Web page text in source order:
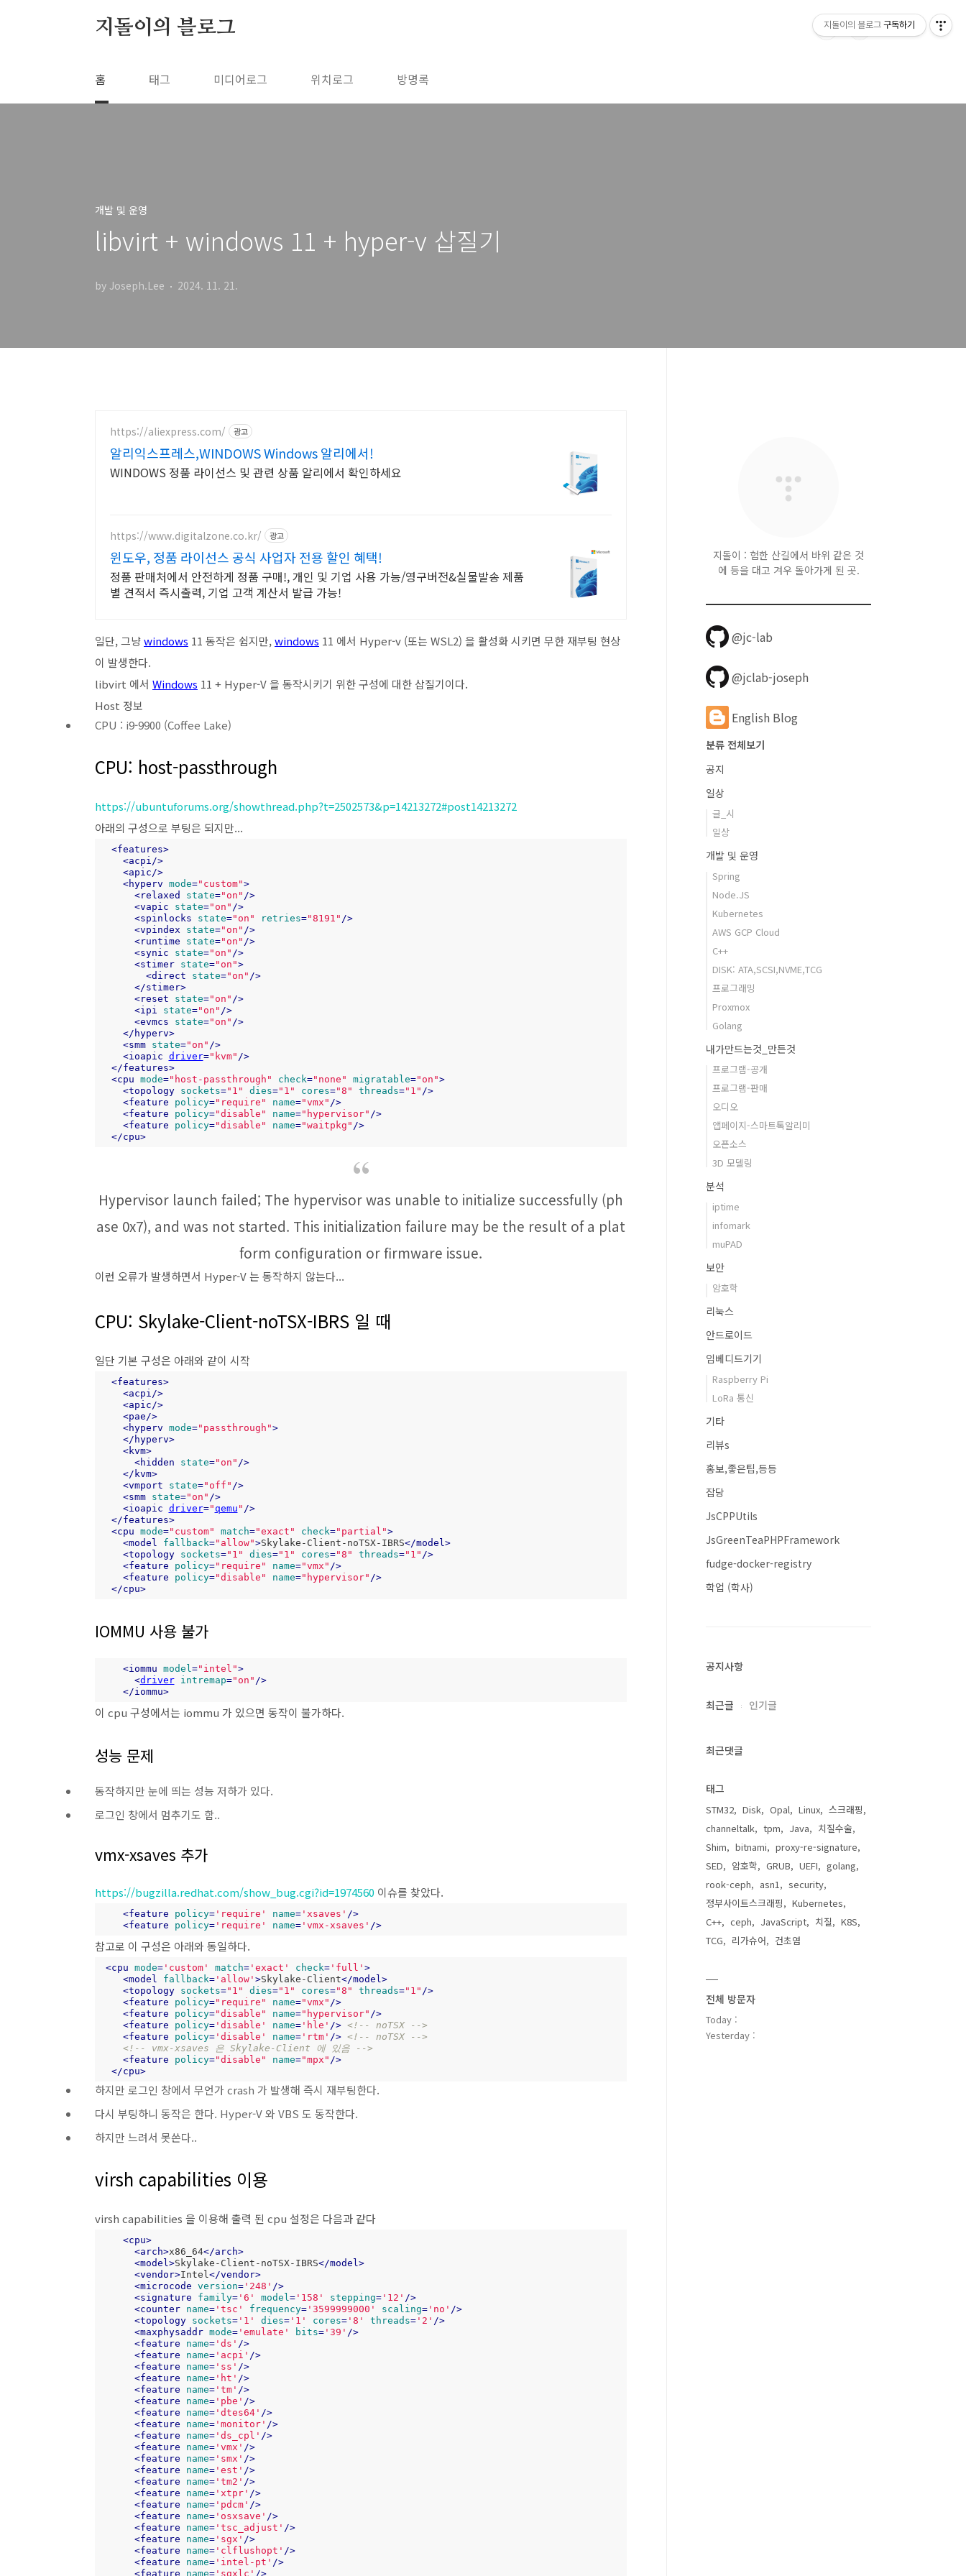
지돌이의 블로그
홈 태그 미디어로그 위치로그 방명록
개발 및 운영
libvirt + windows 11 + hyper-v 삽질기
by Joseph.Lee 2024. 11. 21.
https://aliexpress.com/ 광고
알리익스프레스,WINDOWS Windows 알리에서!
WINDOWS 정품 라이선스 및 관련 상품 알리에서 확인하세요
https://www.digitalzone.co.kr/ 광고
윈도우, 정품 라이선스 공식 사업자 전용 할인 혜택!
정품 판매처에서 안전하게 정품 구매!, 개인 및 기업 사용 가능/영구버전&실물발송 제품
별 견적서 즉시출력, 기업 고객 계산서 발급 가능!
일단, 그냥windows 11 동작은 쉽지만,windows 11 에서 Hyper-v (또는 WSL2) 을 활성화 시키면 무한 재부팅 현상
이 발생한다.
libvirt 에서 Windows 11 + Hyper-V 을 동작시키기 위한 구성에 대한 삽질기이다.
Host 정보
CPU : i9-9900 (Coffee Lake)
CPU: host-passthrough
https://ubuntuforums.org/showthread.php?t=2502573&p=14213272#post14213272
아래의 구성으로 부팅은 되지만...
<features>
<acpi />
<apic />
<hyperv mode="custom">
<relaxed state="on" />
<vapic state="on" />
<spinlocks state="on" retries="8191" />
<vpindex state="on" />
<runtime state="on" />
<synic state="on" />
<stimer state="on">
<direct state="on" />
</stimer>
<reset state="on" />
<ipi state="on" />
<evmcs state="on" />
</ hyperv>
<smm state="on" />
<ioapic driver="kvm" />
</features>
<cpu mode="host-passthrough" check="none" migratable="on">
<topology sockets="1" dies="1" cores="8" threads="1" />
<feature policy="require" name="vmx" />
<feature policy="disable" name="hypervisor" />
<feature policy="disable" name="waitpkg" />
</cpu>
Hypervisor launch failed; The hypervisor was unable to initialize successfully (ph
ase 0x7), and was not started. This initialization failure may be the result of a plat
form configuration or firmware issue.
이런 오류가 발생하면서 Hyper-V 는 동작하지 않는다...
CPU: Skylake-Client-noTSX-IBRS 일 때
일단 기본 구성은 아래와 같이 시작
<features>
<acpi />
<apic />
<pae />
<hyperv mode="passthrough">
</ hyperv>
<kvm>
<hidden state="on" />
</ kvm>
<vmport state="off" />
<smm state="on" />
<ioapic driver="qemu " />
</features>
<cpu mode="custom" match="exact" check="partial">
<model fallback="allow">Skylake-Client-noTSX-IBRS</model >
<topology sockets="1" dies="1" cores="8" threads="1" />
<feature policy="require" name="vmx" />
<feature policy="disable" name="hypervisor" />
</cpu>
IOMMU 사용 불가
<iommu model ="intel">
<driver intremap="on" />
</iommu>
이 cpu 구성에서는 iommu 가 있으면 동작이 불가하다.
성능 문제
동작하지만 눈에 띄는 성능 저하가 있다.
로그인 창에서 멈추기도 함..
vmx-xsaves 추가
https://bugzilla.redhat.com/show_bug.cgi?id=1974560 이슈를 찾았다.
<feature policy='require' name='xsaves' />
<feature policy='require' name='vmx-xsaves' />
참고로 이 구성은 아래와 동일하다.
<cpu mode='custom' match='exact' check='full' >
<model fallback='allow' >Skylake-Client</model >
<topology sockets="1" dies="1" cores="8" threads="1" />
<feature policy="require" name="vmx" />
<feature policy="disable" name="hypervisor" />
<feature policy='disable' name='hle' /> <!-- noTSX -->
<feature policy='disable' name='rtm' /> <!-- noTSX -->
<!-- vmx-xsaves 은 Skylake-Client 에 있음 -->
<feature policy="disable" name="mpx" />
</cpu>
하지만 로그인 창에서 무언가 crash 가 발생해 즉시 재부팅한다.
다시 부팅하니 동작은 한다. Hyper-V 와 VBS 도 동작한다.
하지만 느려서 못쓴다..
virsh capabilities 이용
virsh capabilities 을 이용해 출력 된 cpu 설정은 다음과 같다
<cpu>
<arch>x86_64</arch>
<model >Skylake-Client-noTSX-IBRS</model >
<vendor>Intel </vendor>
<microcode version='248' />
<signature family='6' model ='158' stepping='12' />
<counter name='tsc' frequency='3599999000' scaling='no' />
<topology sockets='1' dies='1' cores='8' threads='2' />
<maxphysaddr mode='emulate' bits='39' />
<feature name='ds' />
<feature name='acpi' />
<feature name='ss' />
<feature name='ht' />
<feature name='tm' />
<feature name='pbe' />
<feature name='dtes64' />
<feature name='monitor' />
<feature name='ds_cpl' />
<feature name='vmx' />
<feature name='smx' />
<feature name='est' />
<feature name='tm2' />
<feature name='xtpr' />
<feature name='pdcm' />
<feature name='osxsave' />
<feature name='tsc_adjust' />
<feature name='sgx' />
<feature name='clflushopt' />
<feature name='intel-pt' />
<feature name='sgxlc' />
지돌이 : 험한 산길에서 바위 같은 것
에 등을 대고 겨우 돌아가게 된 곳.
@jc-lab
@jclab-joseph
English Blog
분류 전체보기
공지
일상
글_시
일상
개발 및 운영
Spring
Node.JS
Kubernetes
AWS GCP Cloud
C++
DISK: ATA,SCSI,NVME,TCG
프로그래밍
Proxmox
Golang
내가만드는것_만든것
프로그램-공개
프로그램-판매
오디오
앱페이지-스마트톡알리미
오픈소스
3D 모델링
분석
iptime
infomark
muPAD
보안
암호학
리눅스
안드로이드
임베디드기기
Raspberry Pi
LoRa 통신
기타
리뷰s
홍보,좋은팁,등등
잡당
JsCPPUtils
JsGreenTeaPHPFramework
fudge-docker-registry
학업 (학사)
공지사항
최근글 인기글
최근댓글
태그
STM32 Disk Opal Linux
스크래핑
channeltalk
tpm Java
치질수술
Shim
bitnami
proxy-re-signature
SED
암호학 GRUB UEFI
golang
rook-ceph
asn1
security
정부사이트스크래핑
Kubernetes
C++
ceph JavaScript 치질
K8S
TCG
리가슈어 건초염
전체 방문자
Today :
Yesterday :
지돌이의 블로그 구독하기